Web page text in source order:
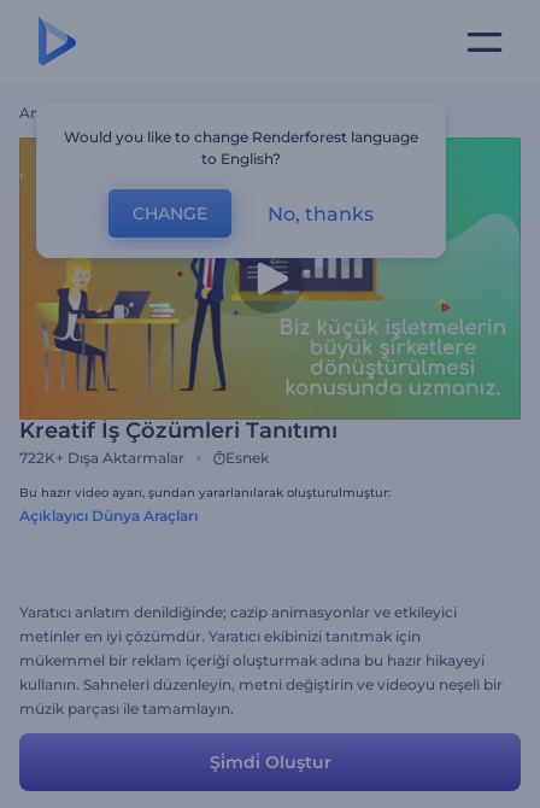
Ana Sayfa
Kreatif İş Çözümleri Tanıtımı
722K+ Dışa Aktarmalar Esnek
Bu hazır video ayarı, şundan yararlanılarak oluşturulmuştur:
Açıklayıcı Dünya Araçları
Yaratıcı anlatım denildiğinde; cazip animasyonlar ve etkileyici
metinler en iyi çözümdür. Yaratıcı ekibinizi tanıtmak için
mükemmel bir reklam içeriği oluşturmak adına bu hazır hikayeyi
kullanın. Sahneleri düzenleyin, metni değiştirin ve videoyu neşeli bir
müzik parçası ile tamamlayın.
Şi̇mdi̇ Oluştur
Would you like to change Renderforest language
to English?
CHANGE No, thanks